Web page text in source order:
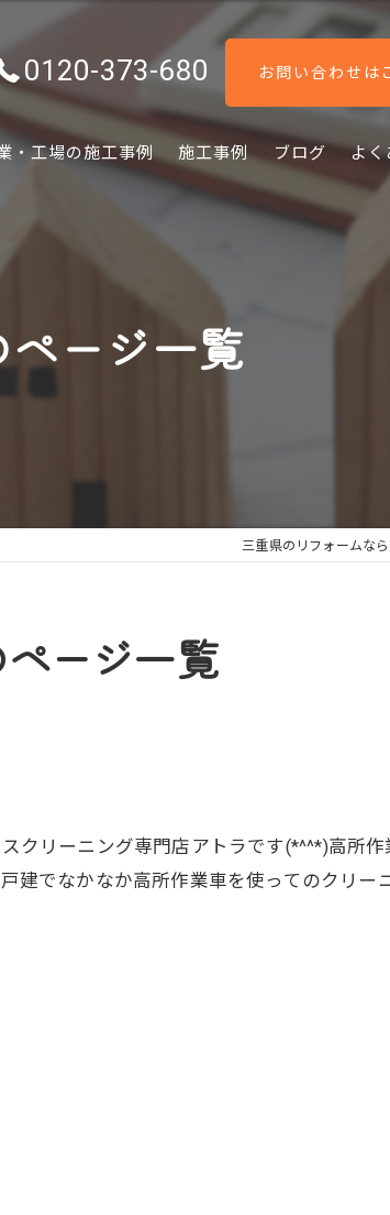
0120-373-680 お問い合わせは
・工場の施工事例 施工事例 ブログ よく
ージ一覧
三重県のリフォームな
ージ一覧
クリーニング専門店アトラです(*^^*)高所
建でなかなか高所作業車を使ってのクリー